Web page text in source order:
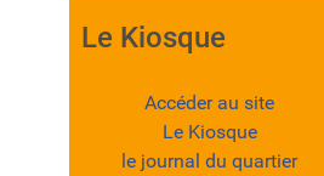
Le Kiosque
Accéder au site
Le Kiosque
le journal du quartier